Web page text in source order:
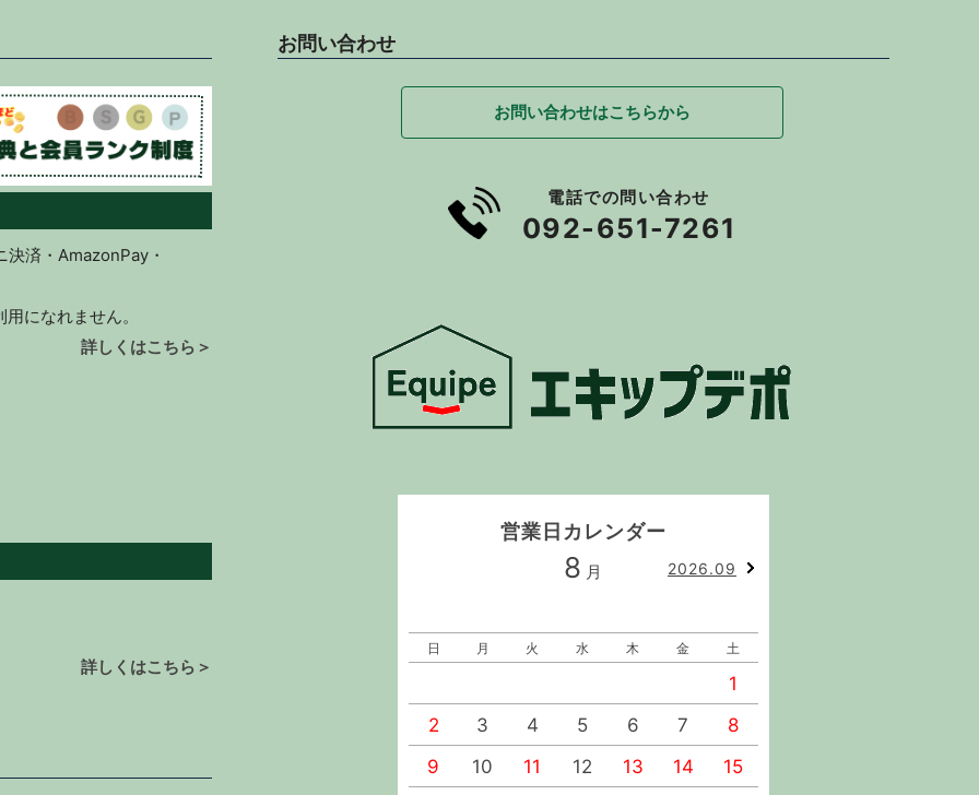
済・AmazonPay・
になれません。
詳しくはこちら＞
詳しくはこちら＞
お問い合わせ
お問い合わせはこちらから
電話での問い合わせ
092-651-7261
営業日カレンダー
8 月 2026.09
日 月 火 水 木 金 土
1
2
3 4 5 6 7
8
9
10 11 12 13 14
15